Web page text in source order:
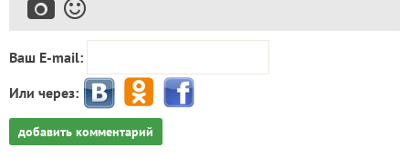
Ваш E-mail:
Или через:
добавить комментарий